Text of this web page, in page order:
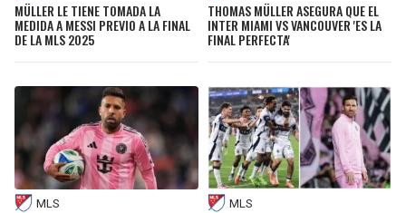
MÜLLER LE TIENE TOMADA LA
MEDIDA A MESSI PREVIO A LA FINAL
DE LA MLS 2025
THOMAS MÜLLER ASEGURA QUE EL
INTER MIAMI VS VANCOUVER 'ES LA
FINAL PERFECTA'
MLS MLS